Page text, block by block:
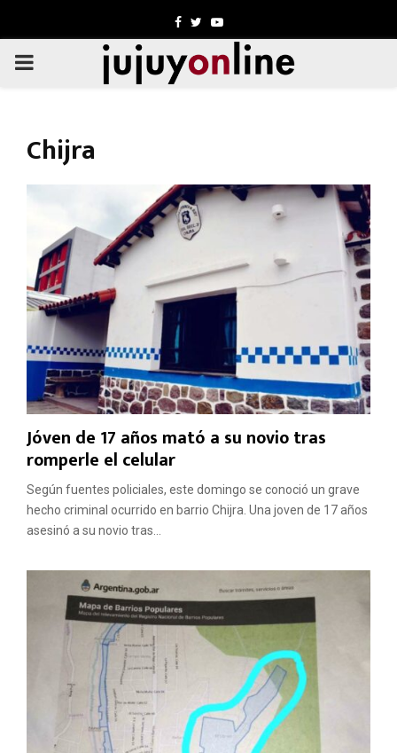
Facebook
TwitterYoutube
PRIMARY
Chijra
Jóven de 17 años mató a su novio tras
romperle el celular
Según fuentes policiales, este domingo se conoció un grave
hecho criminal ocurrido en barrio Chijra. Una joven de 17 años
asesinó a su novio tras...